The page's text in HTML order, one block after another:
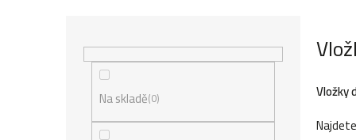
Na skladě 0 Vložky